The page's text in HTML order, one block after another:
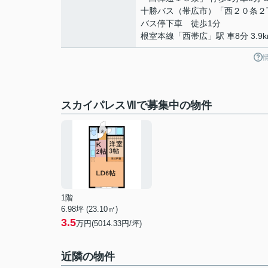
十勝バス（帯広市）「西２０条２
バス停下車 徒歩1分
根室本線 「西帯広 」駅 車8分
スカイパレスⅦで募集中の物件
1階
6.98坪 (23.10㎡)
3.5万円(5014.33円/坪)
近隣の物件